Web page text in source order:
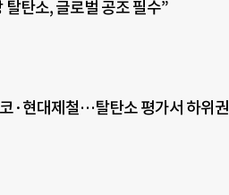
탄소, 글로벌 공조 필수”
·현대제철…탈탄소 평가서 하위권